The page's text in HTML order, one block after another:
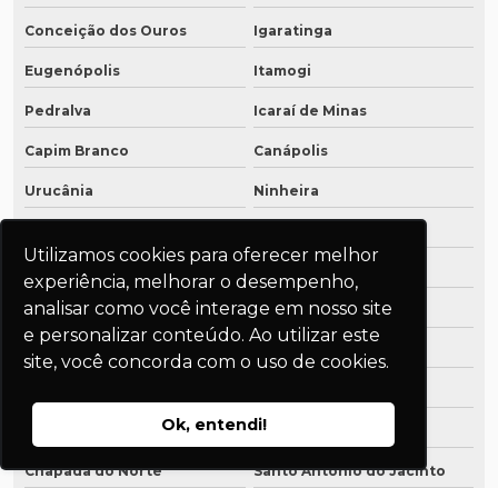
Utilizamos cookies para oferecer melhor
experiência, melhorar o desempenho,
analisar como você interage em nosso site
e personalizar conteúdo. Ao utilizar este
site, você concorda com o uso de cookies.
Ok, entendi!
Conceição dos Ouros Igaratinga
Eugenópolis Itamogi
Pedralva Icaraí de Minas
Capim Branco Canápolis
Urucânia Ninheira
Santa Maria de Itabira
Pedras de Maria da Cruz Fervedouro
Senhora dos Remédios Capitólio
Conceição da Aparecida Itabirinha
Chapada do Norte Santo Antônio do Jacinto